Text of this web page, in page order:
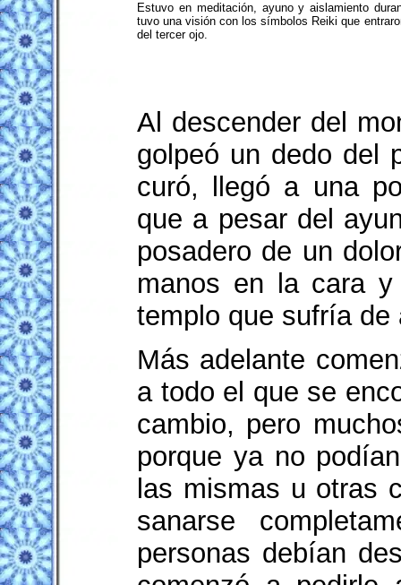
Estuvo en meditación, ayuno y aislamiento
tuvo una visión con los símbolos Reiki que
del tercer ojo.
Al descender del
golpeó un dedo del
curó, llegó a una
que a pesar del
posadero de un
manos en la cara
templo que sufría de
Más adelante
a todo el que se
cambio, pero
porque ya no
las mismas u otras
sanarse
personas debían